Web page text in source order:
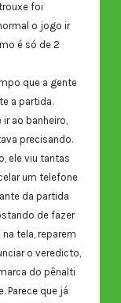
foi
o jogo ir
é só de 2
que a gente
a partida.
ir ao banheiro,
precisando.
ele viu tantas
um telefone
da partida
de fazer
tela, reparem
o veredicto,
do pênalti
Parece que já